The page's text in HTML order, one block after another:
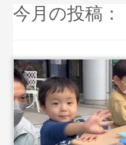
今月の投稿：
...続きを読む